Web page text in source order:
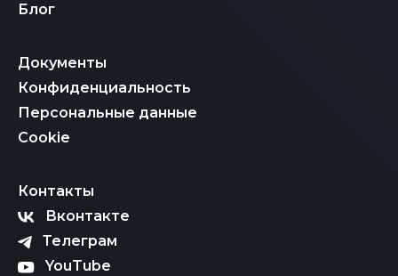
Блог
Документы
Конфиденциальность
Персональные данные
Cookie
Контакты
Вконтакте
Телеграм
YouTube